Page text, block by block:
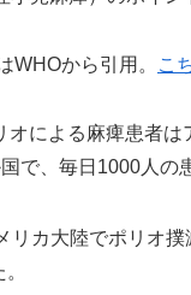
WHOから引用。 こ
オによる麻痺患者は
で、毎日1000人の
リカ大陸でポリオ撲